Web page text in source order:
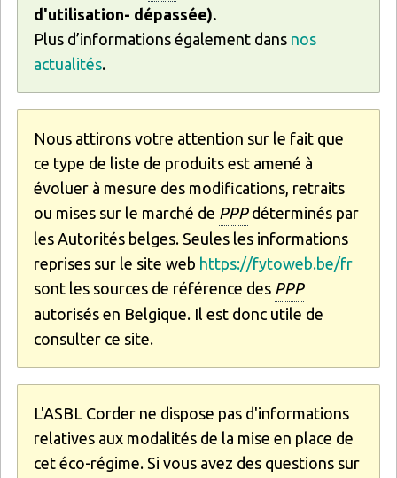
d'utilisation- dépassée).
Plus d’informations également dans nos
actualités.
Nous attirons votre attention sur le fait que
ce type de liste de produits est amené à
évoluer à mesure des modifications, retraits
ou mises sur le marché de PPPdéterminés par
les Autorités belges. Seules les informations
reprises sur le site web https://fytoweb.be/fr
sont les sources de référence des PPP
autorisés en Belgique. Il est donc utile de
consulter ce site.
L'ASBL Corder ne dispose pas d'informations
relatives aux modalités de la mise en place de
cet éco-régime. Si vous avez des questions sur